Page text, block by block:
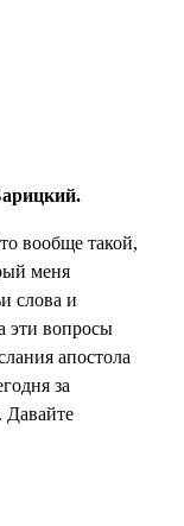
вообще такой,
меня
слова и
эти вопросы
апостола
за
Давайте